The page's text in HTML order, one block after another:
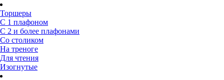
Торшеры
С 1 плафоном
С 2 и более плафонами
Со столиком
На треноге
Для чтения
Изогнутые